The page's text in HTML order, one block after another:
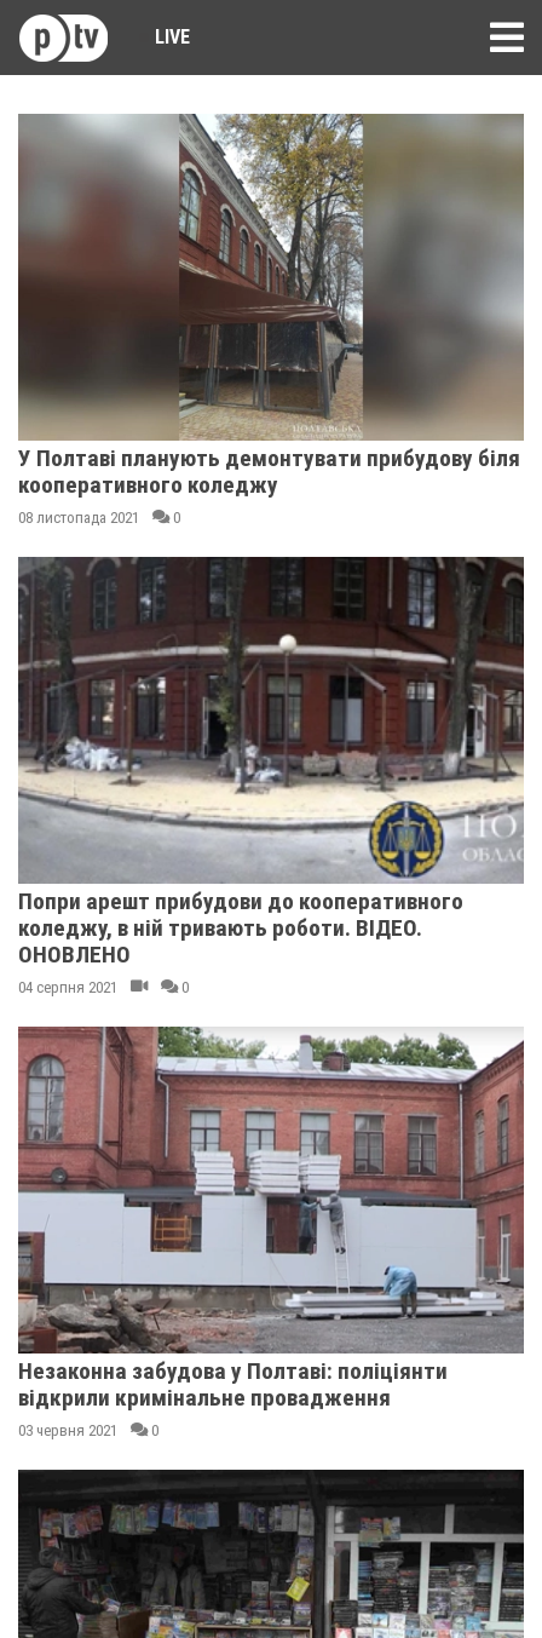
LIVE
У Полтаві планують демонтувати прибудову біля
кооперативного коледжу
08 листопада 2021 0
Попри арешт прибудови до кооперативного
коледжу, в ній тривають роботи. ВІДЕО.
ОНОВЛЕНО
04 серпня 2021 0
Незаконна забудова у Полтаві: поліціянти
відкрили кримінальне провадження
03 червня 2021 0